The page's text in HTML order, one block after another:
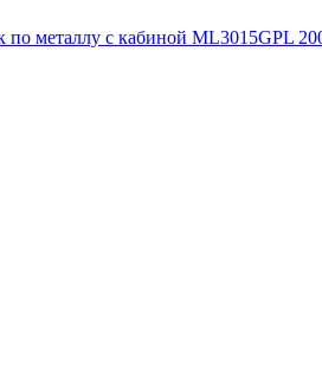
по металлу с кабиной ML3015GPL